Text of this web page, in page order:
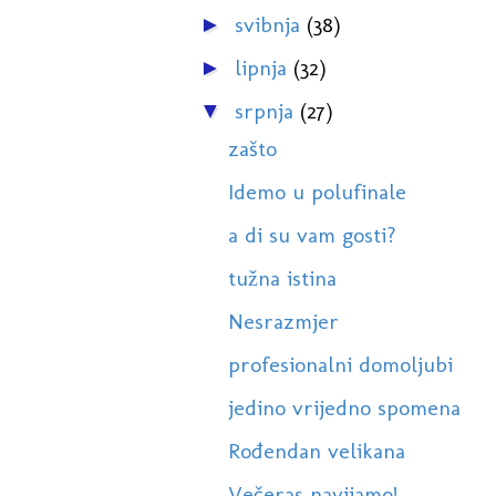
► svibnja (38)
► lipnja (32)
▼ srpnja (27)
zašto
Idemo u polufinale
a di su vam gosti?
tužna istina
Nesrazmjer
profesionalni domoljubi
jedino vrijedno spomena
Rođendan velikana